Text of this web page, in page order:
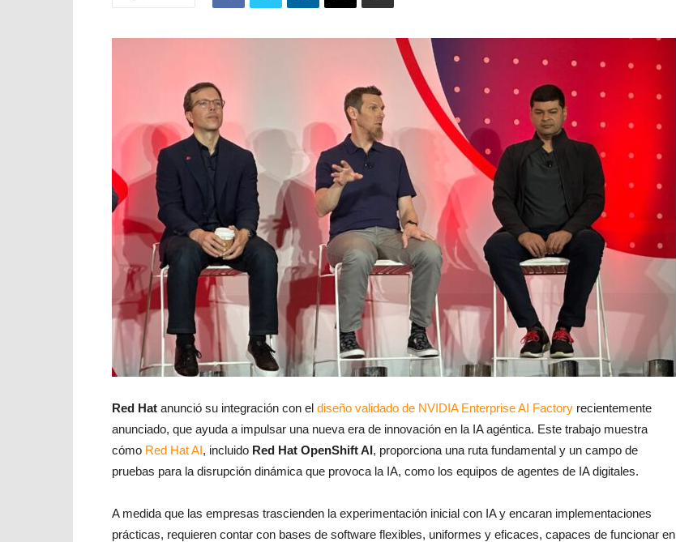
Red Hat anunció su integración con el diseño validado de NVIDIA Enterprise AI Factory recientemente
anunciado, que ayuda a impulsar una nueva era de innovación en la IA agéntica. Este trabajo muestra
cómo Red Hat AI, incluido Red Hat OpenShift AI, proporciona una ruta fundamental y un campo de
pruebas para la disrupción dinámica que provoca la IA, como los equipos de agentes de IA digitales.
A medida que las empresas trascienden la experimentación inicial con IA y encaran implementaciones
prácticas, requieren contar con bases de software flexibles, uniformes y eficaces, capaces de funcionar en